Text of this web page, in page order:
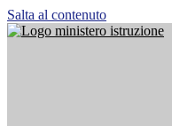
Salta al contenuto